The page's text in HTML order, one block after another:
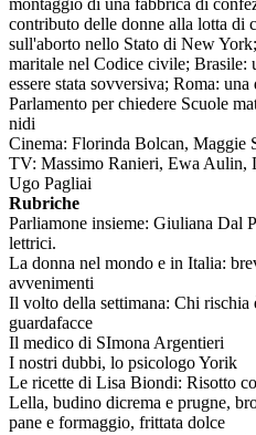
contributo delle donne alla lotta di
sull'aborto nello Stato di New
maritale nel Codice civile; Brasile:
essere stata sovversiva; Roma:
Parlamento per chiedere Scuole
nidi
Cinema: Florinda Bolcan, Maggie
TV: Massimo Ranieri, Ewa Aulin,
Ugo Pagliai
Rubriche
Parliamone insieme: Giuliana Dal
lettrici.
La donna nel mondo e in Italia:
avvenimenti
Il volto della settimana: Chi
guardafacce
Il medico di SImona Argentieri
I nostri dubbi, lo psicologo Yorik
Le ricette di Lisa Biondi: Risotto
Lella, budino dicrema e prugne,
pane e formaggio, frittata dolce